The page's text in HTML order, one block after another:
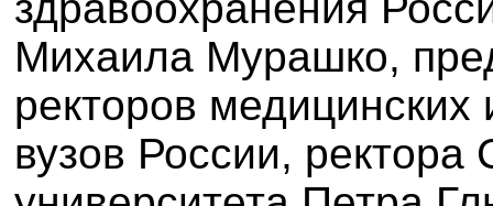
Михаила Мурашко,
ректоров
вузов России, ректора